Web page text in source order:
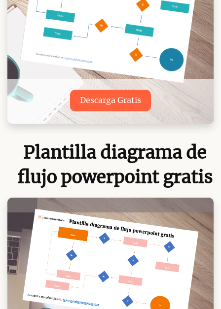
Descarga Gratis
Plantilla diagrama de
flujo powerpoint gratis